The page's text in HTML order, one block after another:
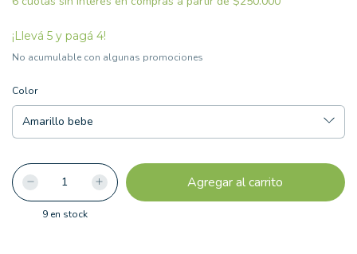
¡Llevá 5 y pagá 4!
No acumulable con algunas promociones
Color
9en stock